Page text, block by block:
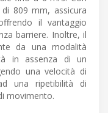
809 mm, assicura
il vantaggio
barriere. Inoltre, il
da una modalità
in assenza di un
una velocità di
una ripetibilità di
movimento.